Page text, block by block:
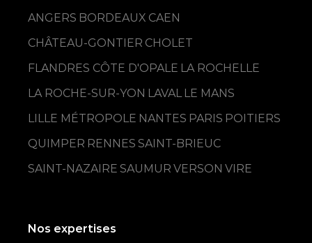
ANGERS BORDEAUX CAEN
CHÂTEAU-GONTIER CHOLET
FLANDRES CÔTE D'OPALE LA ROCHELLE
LA ROCHE-SUR-YON LAVAL LE MANS
LILLE MÉTROPOLE NANTES PARIS POITIERS
QUIMPER RENNES SAINT-BRIEUC
SAINT-NAZAIRE SAUMUR VERSON VIRE
Nos expertises